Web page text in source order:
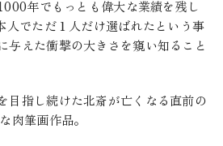
年でもっとも偉大な業績を残し
人でただ１人だけ選ばれたという事
与えた衝撃の大きさを窺い知ること
目指し続けた北斎が亡くなる直前の
肉筆画作品。